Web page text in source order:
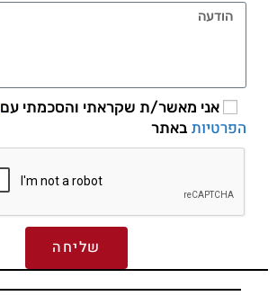
אני מאשר/ת שקראתי והסכמתי עם
הפרטיות באתר
שליחה